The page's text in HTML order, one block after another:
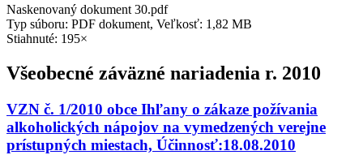
Naskenovaný dokument 30.pdf
Typ súboru: PDF dokument, Veľkosť: 1,82 MB
Stiahnuté: 195×
Všeobecné záväzné nariadenia r. 2010
VZN č. 1/2010 obce Ihľany o zákaze požívania
alkoholických nápojov na vymedzených verejne
prístupných miestach, Účinnosť:18.08.2010